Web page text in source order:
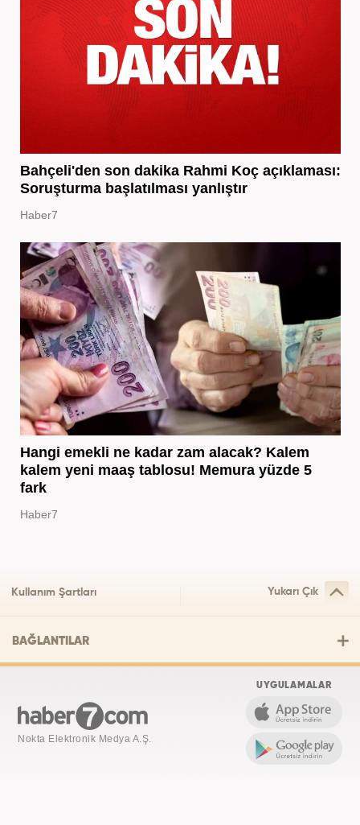
Bahçeli'den son dakika Rahmi Koç açıklaması:
Soruşturma başlatılması yanlıştır
Haber7
Hangi emekli ne kadar zam alacak? Kalem
kalem yeni maaş tablosu! Memura yüzde 5
fark
Haber7
Kullanım Şartları Yukarı Çık
BAĞLANTILAR
Nokta Elektronik Medya A.Ş.
UYGULAMALAR